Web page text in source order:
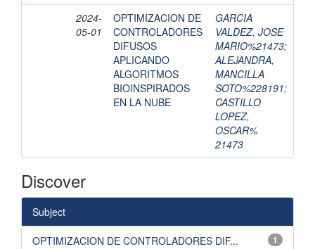
2024-
05-01
OPTIMIZACION DE
CONTROLADORES
DIFUSOS
APLICANDO
ALGORITMOS
BIOINSPIRADOS
EN LA NUBE
GARCIA
VALDEZ, JOSE
MARIO%21473;
ALEJANDRA,
MANCILLA
SOTO%228191;
CASTILLO
LOPEZ,
OSCAR%
21473
Discover
Subject
1
OPTIMIZACION DE CONTROLADORES DIF...